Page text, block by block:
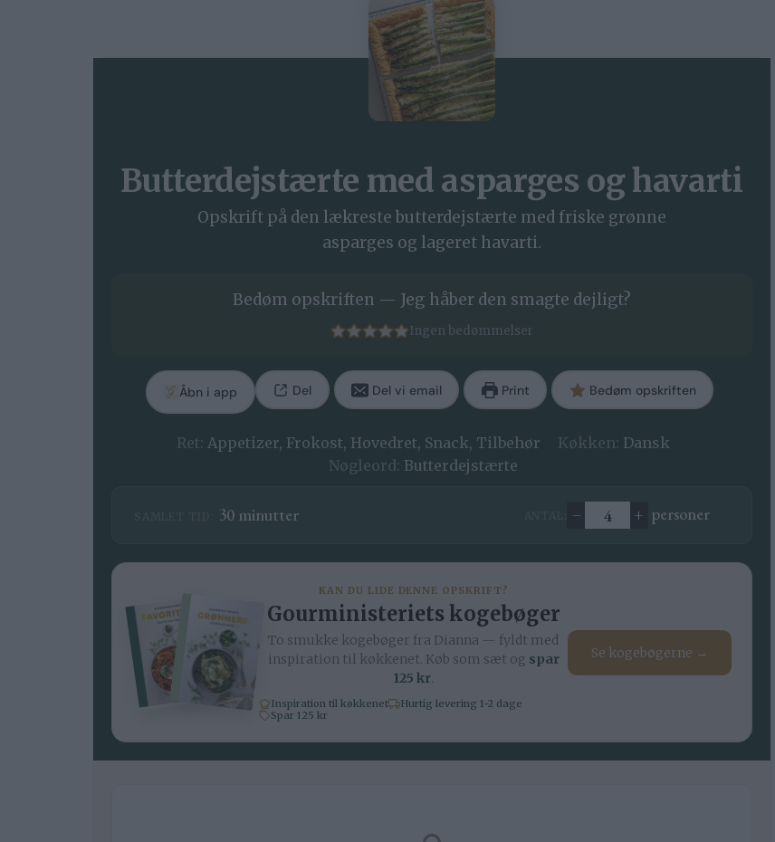
Butterdejstærte med asparges og havarti
Opskrift på den lækreste butterdejstærte med friske grønne
asparges og lageret havarti.
Bedøm opskriften — Jeg håber den smagte dejligt?
Ingen bedømmelser
Åbn i app Del Del vi email Print Bedøm opskriften
Ret: Appetizer, Frokost, Hovedret, Snack, Tilbehør Køkken: Dansk
Nøgleord: Butterdejstærte
30minutter
minutter
Ændre antal
– + personer
KAN DU LIDE DENNE OPSKRIFT?
Gourministeriets kogebøger
To smukke kogebøger fra Dianna — fyldt med
inspiration til køkkenet. Køb som sæt og spar
125 kr.
Inspiration til køkkenet
Hurtig levering 1-2 dage
Spar 125 kr
Se kogebøgerne →